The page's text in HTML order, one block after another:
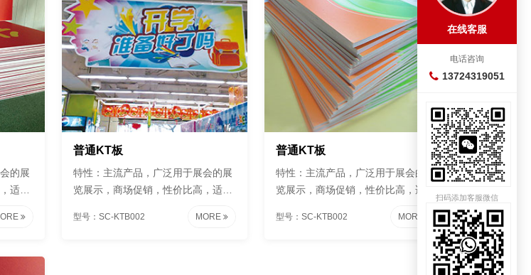
的展
适合
普通KT板
特性：主流产品，广泛用于展会的展
览展示，商场促销，性价比高，适合
型号：SC-KTB002 MORE
普通KT板
特性：主流产品，广泛用于展会的展
览展示，商场促销，性价比高，适合
型号：SC-KTB002 MORE
在线客服
电话咨询
13724319051
扫码添加客服微信